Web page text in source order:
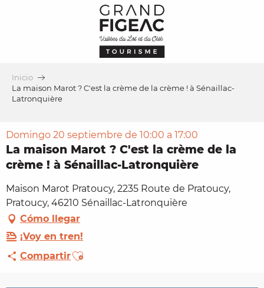
Inicio
La maison Marot ? C'est la crème de la crème ! à Sénaillac-
Latronquière
Domingo 20 septiembre de 10:00 a 17:00
La maison Marot ? C'est la crème de la
crème ! à Sénaillac-Latronquière
Maison Marot Pratoucy, 2235 Route de Pratoucy,
Pratoucy, 46210 Sénaillac-Latronquière
Cómo llegar
¡Voy en tren!
CompartirAjouter aux favoris